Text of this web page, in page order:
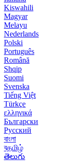
Kiswahili
Magyar
Melayu
Nederlands
Polski
Português
Română
Shqip
Suomi
Svenska
Tiếng Việt
Türkçe
ελληνικά
Български
Русский
বাংলা
বதமிழ்
తెలుగు